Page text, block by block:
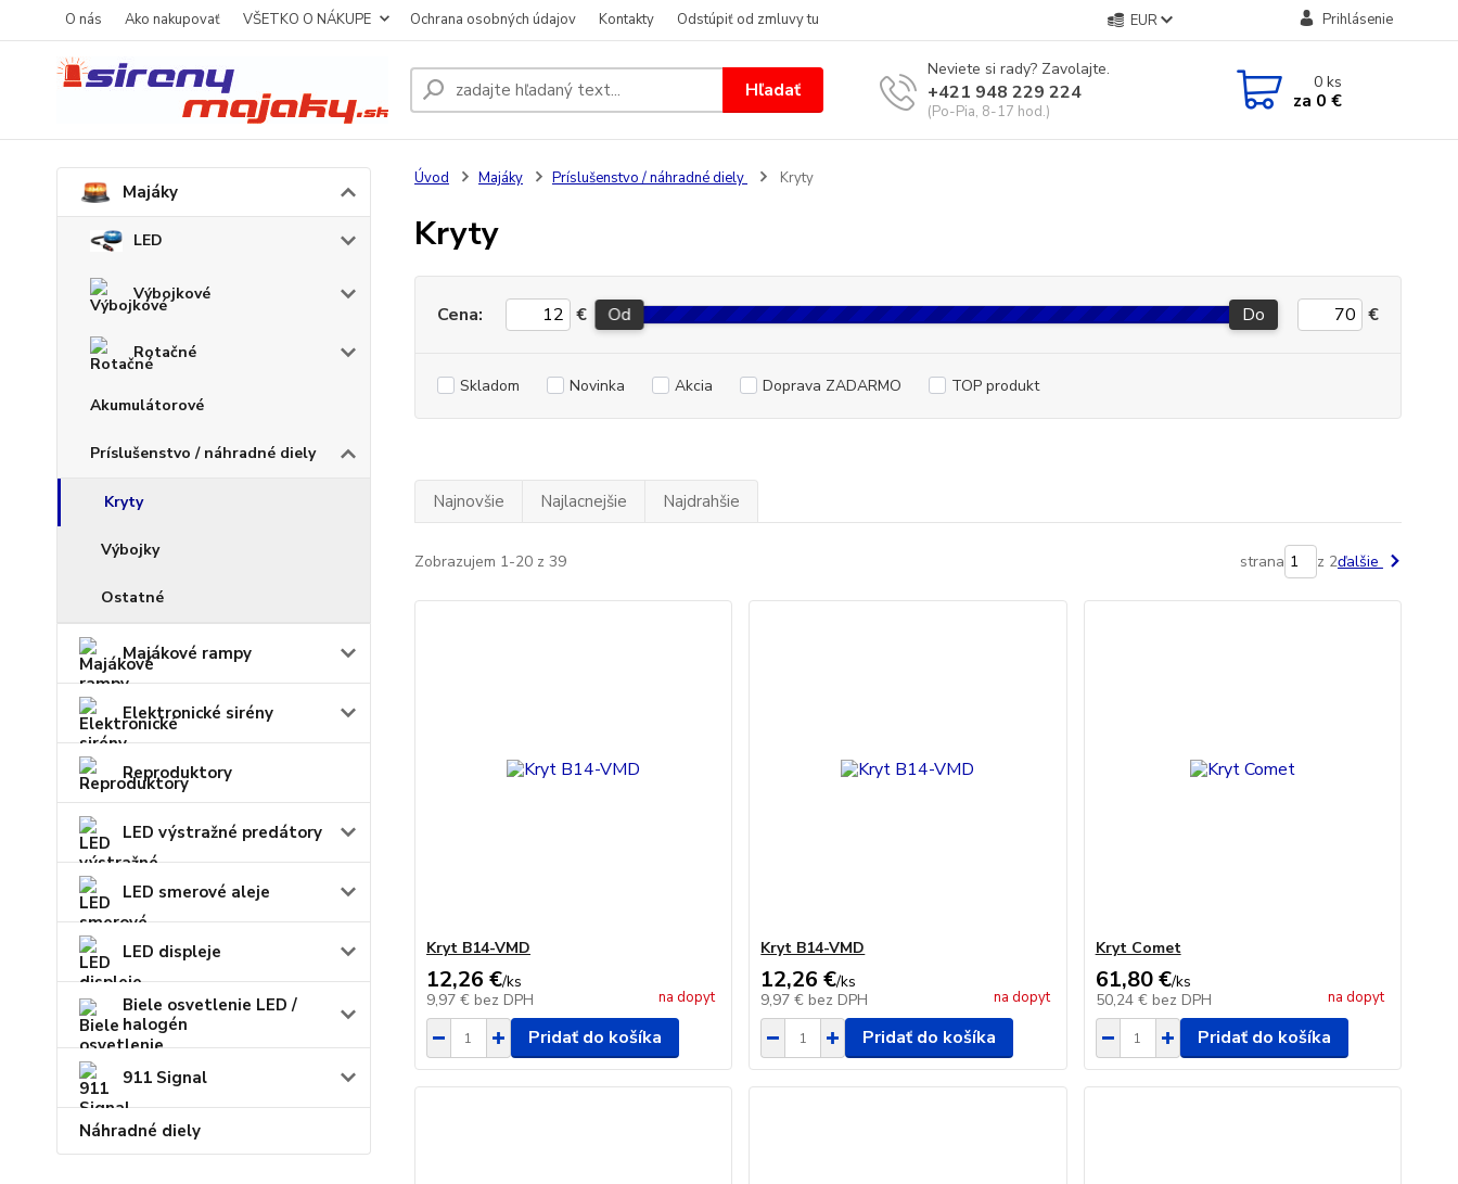
O nás Ako nakupovať VŠETKO O NÁKUPE Ochrana osobných údajov Kontakty Odstúpiť od zmluvy tu EUR Prihlásenie
Hľadať
Neviete si rady? Zavolajte.
+421 948 229 224
(Po-Pia, 8-17 hod.)
0ks
za 0 €
Majáky
LED
Výbojkové
Rotačné
Akumulátorové
Príslušenstvo / náhradné diely
Kryty
Výbojky
Ostatné
Majákové rampy
Elektronické sirény
Reproduktory
LED výstražné predátory
LED smerové aleje
LED displeje
Biele osvetlenie LED /
halogén
911 Signal
Náhradné diely
Úvod Majáky Príslušenstvo / náhradné diely Kryty
Kryty
Cena: € Od Do €
Skladom Novinka Akcia Doprava ZADARMO TOP produkt
Najnovšie Najlacnejšie Najdrahšie
Zobrazujem 1-20 z 39 strana z 2ďalšie
Kryt B14-VMD
12,26 €/ks
9,97 € bez DPH na dopyt
Pridať do košíka
Kryt B14-VMD
12,26 €/ks
9,97 € bez DPH na dopyt
Pridať do košíka
Kryt Comet
61,80 €/ks
50,24 € bez DPH na dopyt
Pridať do košíka